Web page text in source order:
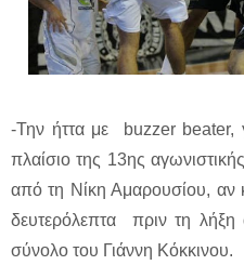
-Την ήττα με buzzer
πλαίσιο της 13ης
από τη Νίκη Αμαρουσίου, αν
δευτερόλεπτα πριν τη
σύνολο του Γιάννη Κόκκινου.